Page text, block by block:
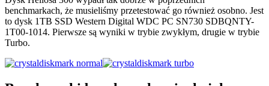
benchmarkach, że musieliśmy przetestować go również osobno. Jest
to dysk 1TB SSD Western Digital WDC PC SN730 SDBQNTY-
1T00-1014. Pierwsze są wyniki w trybie zwykłym, drugie w trybie
Turbo.